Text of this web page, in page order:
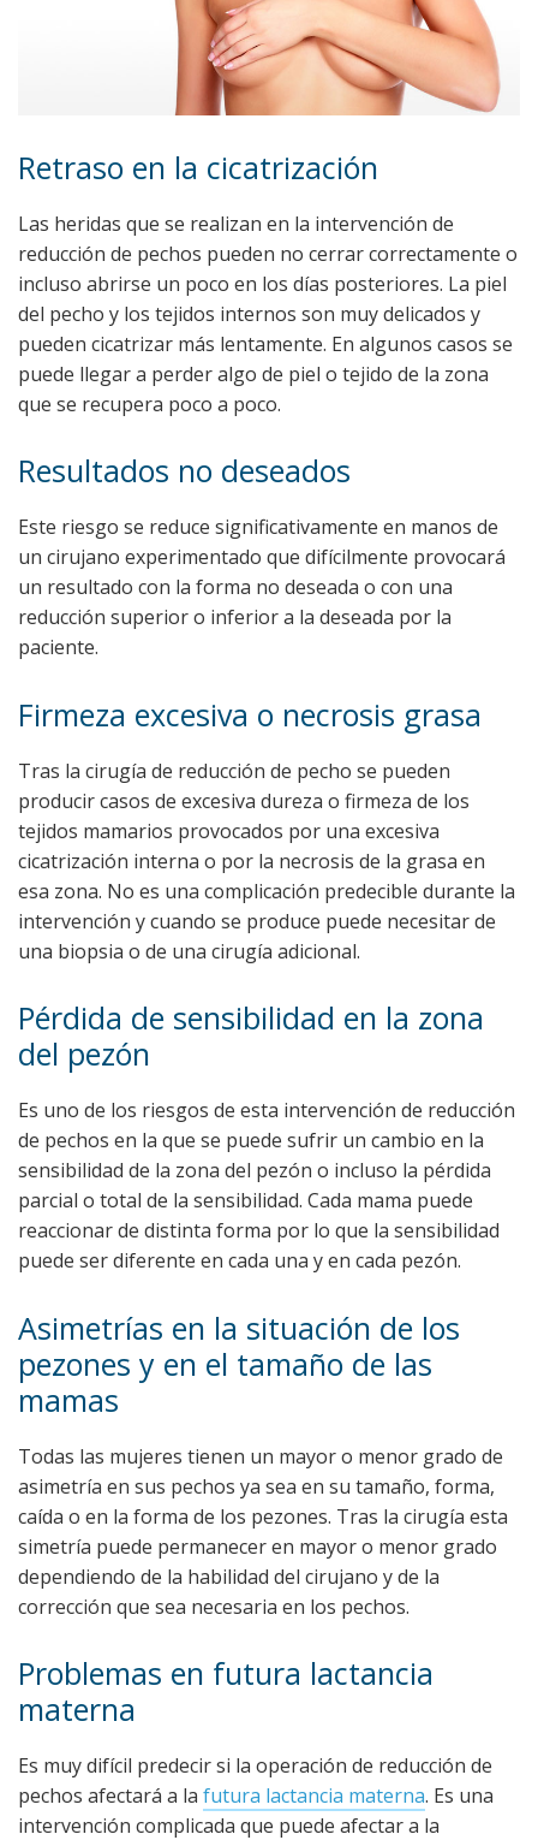
Retraso en la cicatrización
Las heridas que se realizan en la intervención de
reducción de pechos pueden no cerrar correctamente o
incluso abrirse un poco en los días posteriores. La piel
del pecho y los tejidos internos son muy delicados y
pueden cicatrizar más lentamente. En algunos casos se
puede llegar a perder algo de piel o tejido de la zona
que se recupera poco a poco.
Resultados no deseados
Este riesgo se reduce significativamente en manos de
un cirujano experimentado que difícilmente provocará
un resultado con la forma no deseada o con una
reducción superior o inferior a la deseada por la
paciente.
Firmeza excesiva o necrosis grasa
Tras la cirugía de reducción de pecho se pueden
producir casos de excesiva dureza o firmeza de los
tejidos mamarios provocados por una excesiva
cicatrización interna o por la necrosis de la grasa en
esa zona. No es una complicación predecible durante la
intervención y cuando se produce puede necesitar de
una biopsia o de una cirugía adicional.
Pérdida de sensibilidad en la zona
del pezón
Es uno de los riesgos de esta intervención de reducción
de pechos en la que se puede sufrir un cambio en la
sensibilidad de la zona del pezón o incluso la pérdida
parcial o total de la sensibilidad. Cada mama puede
reaccionar de distinta forma por lo que la sensibilidad
puede ser diferente en cada una y en cada pezón.
Asimetrías en la situación de los
pezones y en el tamaño de las
mamas
Todas las mujeres tienen un mayor o menor grado de
asimetría en sus pechos ya sea en su tamaño, forma,
caída o en la forma de los pezones. Tras la cirugía esta
simetría puede permanecer en mayor o menor grado
dependiendo de la habilidad del cirujano y de la
corrección que sea necesaria en los pechos.
Problemas en futura lactancia
materna
Es muy difícil predecir si la operación de reducción de
pechos afectará a la futura lactancia materna. Es una
intervención complicada que puede afectar a la